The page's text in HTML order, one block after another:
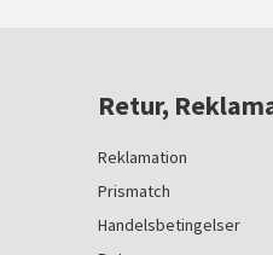
Retur,
Reklamation
Prismatch
Handelsbetingelser